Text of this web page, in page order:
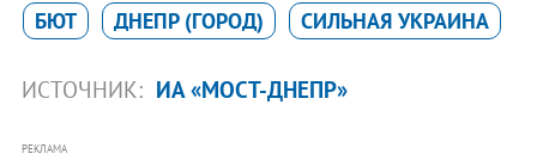
БЮТ ДНЕПР (ГОРОД) СИЛЬНАЯ УКРАИНА
ИСТОЧНИК: ИА «МОСТ-ДНЕПР»
РЕКЛАМА